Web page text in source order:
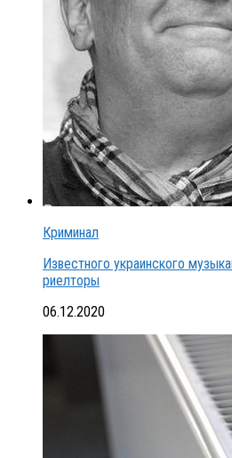
Криминал
Известного украинского
риелторы
06.12.2020